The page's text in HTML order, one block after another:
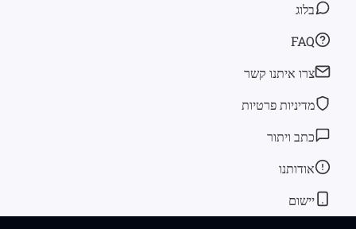
בלוג
FAQ
צרו איתנו קשר
מדיניות פרטיות
כתב ויתור
אודותנו
יישום